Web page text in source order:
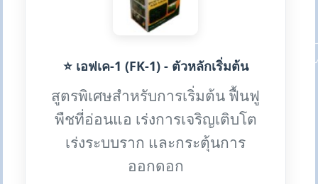
⭐ เอฟเค-1 (FK-1) - ตัวหลักเริ่มต้น
สูตรพิเศษสำหรับการเริ่มต้น ฟื้นฟู
พืชที่อ่อนแอ เร่งการเจริญเติบโต
เร่งระบบราก และกระตุ้นการ
ออกดอก